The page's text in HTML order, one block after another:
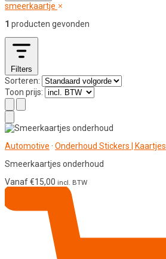
smeerkaartje
1 producten gevonden
Filters
Sorteren:
Toon prijs:
Automotive · Onderhoud Stickers | Kaartjes
Smeerkaartjes onderhoud
Vanaf€15,00 incl. BTW